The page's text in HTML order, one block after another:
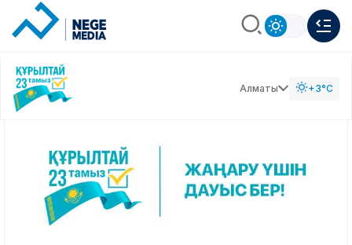
Алматы +3°C